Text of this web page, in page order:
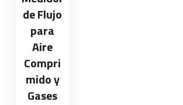
de Flujo
para
Aire
Compri
mido y
Gases